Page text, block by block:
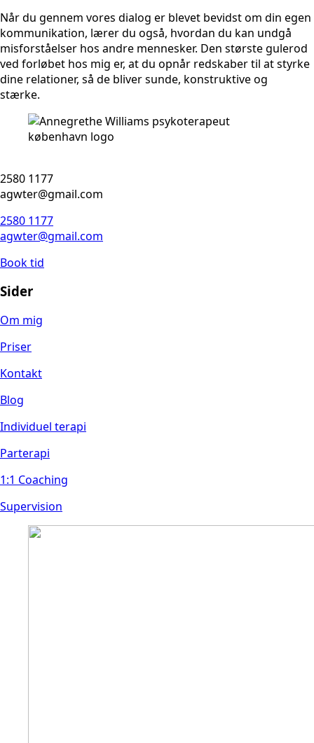
Når du gennem vores dialog er blevet bevidst om din egen
kommunikation, lærer du også, hvordan du kan undgå
misforståelser hos andre mennesker. Den største gulerod
ved forløbet hos mig er, at du opnår redskaber til at styrke
dine relationer, så de bliver sunde, konstruktive og
stærke.
2580 1177
agwter@gmail.com
2580 1177
agwter@gmail.com
Book tid
Sider
Om mig
Priser
Kontakt
Blog
Individuel terapi
Parterapi
1:1 Coaching
Supervision